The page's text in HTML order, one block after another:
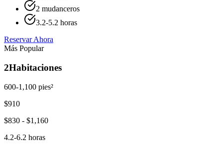
2 mudanceros
3.2-5.2 horas
Reservar Ahora
Más Popular
2Habitaciones
600-1,100 pies²
$910
$830 - $1,160
4.2-6.2 horas